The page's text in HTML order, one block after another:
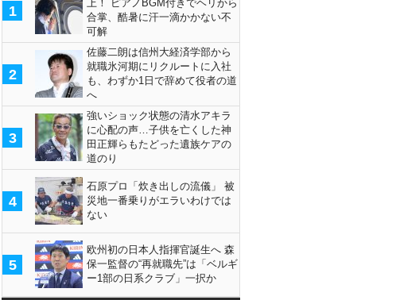
1
上！ ピアノBGM付きでヘリから
合掌、酷暑に汗一滴かかない不
可解
2
佐藤二朗は信州大経済学部から
就職氷河期にリクルートに入社
も、わずか1日で辞めて役者の道
へ
3
強いショック状態の清水アキラ
に心配の声…子供を亡くした神
田正輝らもたどった遺族ケアの
道のり
4
石原プロ「炊き出しの流儀」 被
災地一番乗りがエラいわけでは
ない
5
欧州初の日本人指揮官誕生へ 森
保一監督の“再就職先”は「ベルギ
ー1部の日系クラブ」一択か